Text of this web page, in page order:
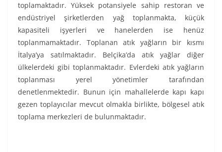
toplamaktadır. Yüksek potansiyele sahip restoran ve
endüstriyel şirketlerden yağ toplanmakta, küçük
kapasiteli işyerleri ve hanelerden ise henüz
toplanmamaktadır. Toplanan atık yağların bir kısmı
İtalya’ya satılmaktadır. Belçika’da atık yağlar diğer
ülkelerdeki gibi toplanmaktadır. Evlerdeki atık yağların
toplanması yerel yönetimler tarafından
denetlenmektedir. Bunun için mahallelerde kapı kapı
gezen toplayıcılar mevcut olmakla birlikte, bölgesel atık
toplama merkezleri de bulunmaktadır.